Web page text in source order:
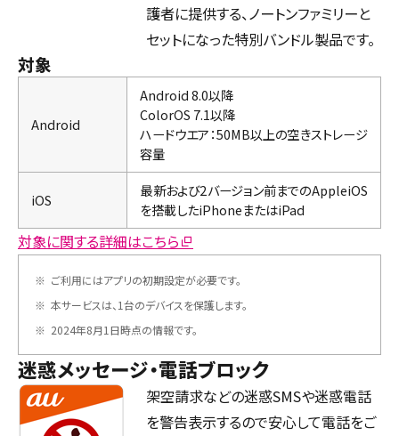
護者に提供する、ノートンファミリーと
セットになった特別バンドル製品です。
対象
Android
Android 8.0以降
ColorOS 7.1以降
ハードウエア：50MB以上の空きストレージ
容量
iOS
最新および2バージョン前までのAppleiOS
を搭載したiPhoneまたはiPad
対象に関する詳細はこちら
※ ご利用にはアプリの初期設定が必要です。
※ 本サービスは、1台のデバイスを保護します。
※ 2024年8月1日時点の情報です。
迷惑メッセージ・電話ブロック
架空請求などの迷惑SMSや迷惑電話
を警告表示するので安心して電話をご